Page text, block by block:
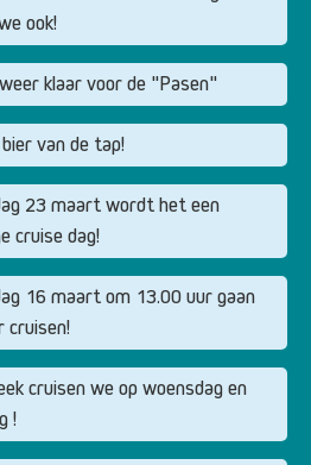
ook!
klaar voor de "Pasen"
van de tap!
23 maart wordt het een
cruise dag!
16 maart om 13.00 uur gaan
cruisen!
cruisen we op woensdag en
!